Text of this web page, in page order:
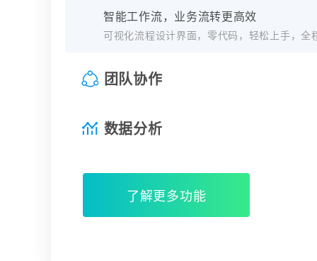
智能工作流，业务流转更高效
可视化流程设计界面，零代码，轻松上手，全
团队协作
数据分析
了解更多功能